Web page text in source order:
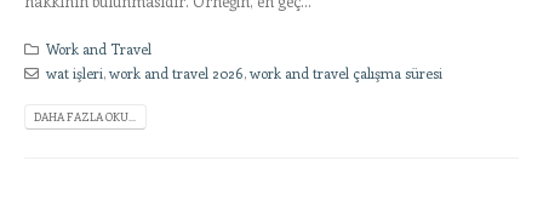
Work and Travel
wat işleri,work and travel 2026,work and travel çalışma süresi
DAHA FAZLA OKU...